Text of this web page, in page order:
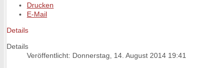
Drucken
E-Mail
Details
Details
Veröffentlicht: Donnerstag, 14. August 2014 19:41